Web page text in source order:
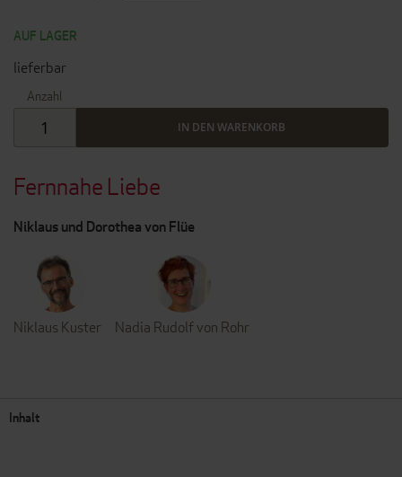
Fernnahe Liebe
Niklaus und Dorothea von Flüe
Niklaus Kuster Nadia Rudolf von Rohr
AUF LAGER
lieferbar
Anzahl
IN DEN WARENKORB
Inhalt